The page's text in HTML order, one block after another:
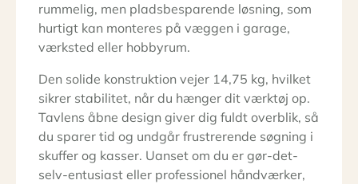
rummelig, men pladsbesparende løsning, som
hurtigt kan monteres på væggen i garage,
værksted eller hobbyrum.
Den solide konstruktion vejer 14,75 kg, hvilket
sikrer stabilitet, når du hænger dit værktøj op.
Tavlens åbne design giver dig fuldt overblik, så
du sparer tid og undgår frustrerende søgning i
skuffer og kasser. Uanset om du er gør-det-
selv-entusiast eller professionel håndværker,